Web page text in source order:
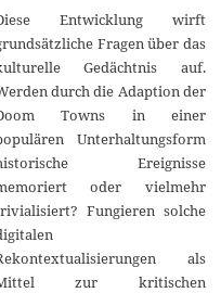
Entwicklung wirft
Fragen über das
Gedächtnis auf.
durch die Adaption der
Towns in einer
Unterhaltungsform
Ereignisse
oder vielmehr
Fungieren solche
als
zur kritischen